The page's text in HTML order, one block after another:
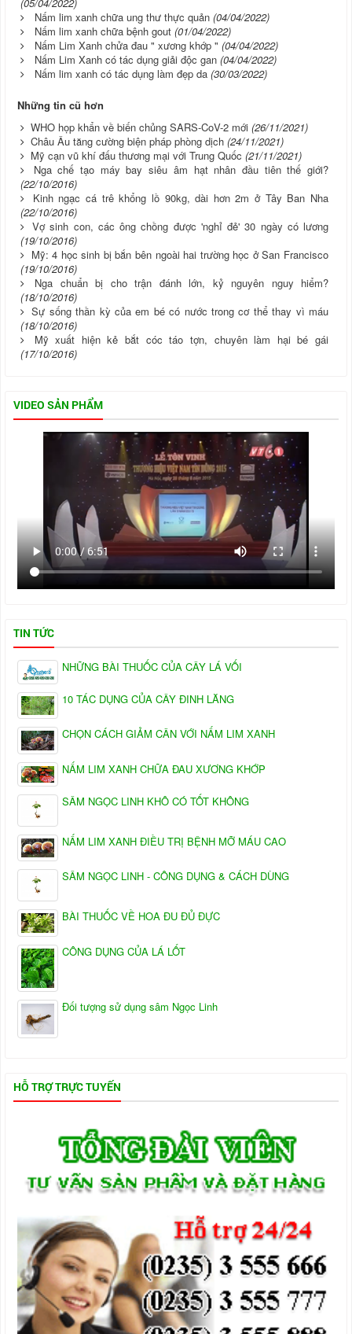
(05/04/2022)
Nấm lim xanh chữa ung thư thực quản (04/04/2022)
Nấm lim xanh chữa bệnh gout (01/04/2022)
Nấm Lim Xanh chửa đau " xương khớp " (04/04/2022)
Nấm Lim Xanh có tác dụng giải độc gan (04/04/2022)
Nấm lim xanh có tác dụng làm đẹp da (30/03/2022)
Những tin cũ hơn
WHO họp khẩn về biến chủng SARS-CoV-2 mới (26/11/2021)
Châu Âu tăng cường biện pháp phòng dịch (24/11/2021)
Mỹ cạn vũ khí đấu thương mại với Trung Quốc (21/11/2021)
Nga chế tạo máy bay siêu âm hạt nhân đầu tiên thế giới?
(22/10/2016)
Kinh ngạc cá trê khổng lồ 90kg, dài hơn 2m ở Tây Ban Nha
(22/10/2016)
Vợ sinh con, các ông chồng được 'nghỉ đẻ' 30 ngày có lương
(19/10/2016)
Mỹ: 4 học sinh bị bắn bên ngoài hai trường học ở San Francisco
(19/10/2016)
Nga chuẩn bị cho trận đánh lớn, kỷ nguyên nguy hiểm?
(18/10/2016)
Sự sống thần kỳ của em bé có nước trong cơ thể thay vì máu
(18/10/2016)
Mỹ xuất hiện kẻ bắt cóc táo tợn, chuyên làm hại bé gái
(17/10/2016)
VIDEO SẢN PHẨM
TIN TỨC
NHỮNG BÀI THUỐC CỦA CÂY LÁ VỐI
10 TÁC DỤNG CỦA CÂY ĐINH LĂNG
CHỌN CÁCH GIẢM CÂN VỚI NẤM LIM XANH
NẤM LIM XANH CHỮA ĐAU XƯƠNG KHỚP
SÂM NGỌC LINH KHÔ CÓ TỐT KHÔNG
NẤM LIM XANH ĐIỀU TRỊ BỆNH MỠ MÁU CAO
SÂM NGỌC LINH - CÔNG DỤNG & CÁCH DÙNG
BÀI THUỐC VỀ HOA ĐU ĐỦ ĐỰC
CÔNG DỤNG CỦA LÁ LỐT
Đối tượng sử dụng sâm Ngọc Linh
HỖ TRỢ TRỰC TUYẾN